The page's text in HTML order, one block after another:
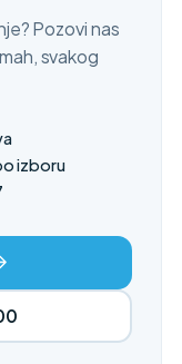
Pozovi nas
svakog
izboru